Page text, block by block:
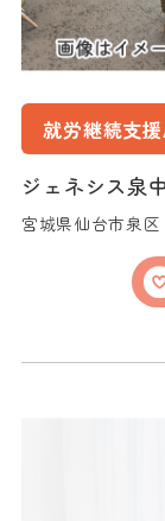
就労継続支
ジェネシス泉
宮城県仙台市泉